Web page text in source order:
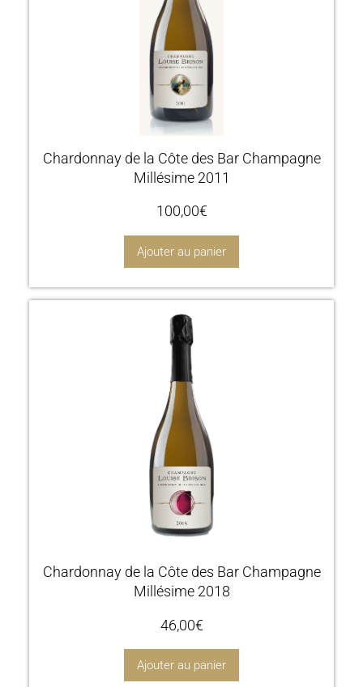
Chardonnay de la Côte des Bar Champagne
Millésime 2011
100,00€
Ajouter au panier
Chardonnay de la Côte des Bar Champagne
Millésime 2018
46,00€
Ajouter au panier